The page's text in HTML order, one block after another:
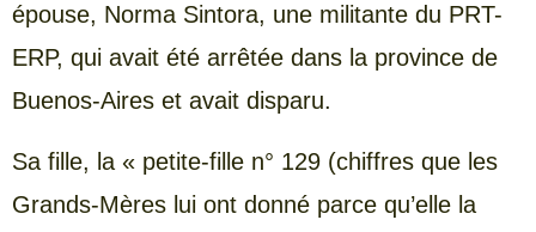
épouse, Norma Sintora, une militante du PRT-
ERP, qui avait été arrêtée dans la province de
Buenos-Aires et avait disparu.
Sa fille, la « petite-fille n° 129 (chiffres que les
Grands-Mères lui ont donné parce qu’elle la